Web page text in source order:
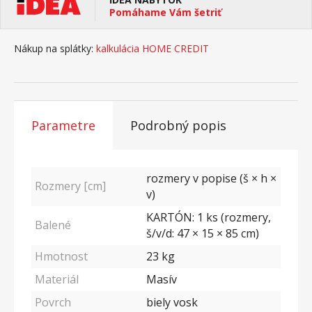
Pomáhame Vám šetriť
Nákup na splátky: kalkulácia HOME CREDIT
Parametre Podrobný popis
Rozmery [cm]
rozmery v popise (š × h ×
v)
Balené
KARTÓN: 1 ks (rozmery,
š/v/d: 47 × 15 × 85 cm)
Hmotnost
23 kg
Materiál
Masív
Povrch
biely vosk